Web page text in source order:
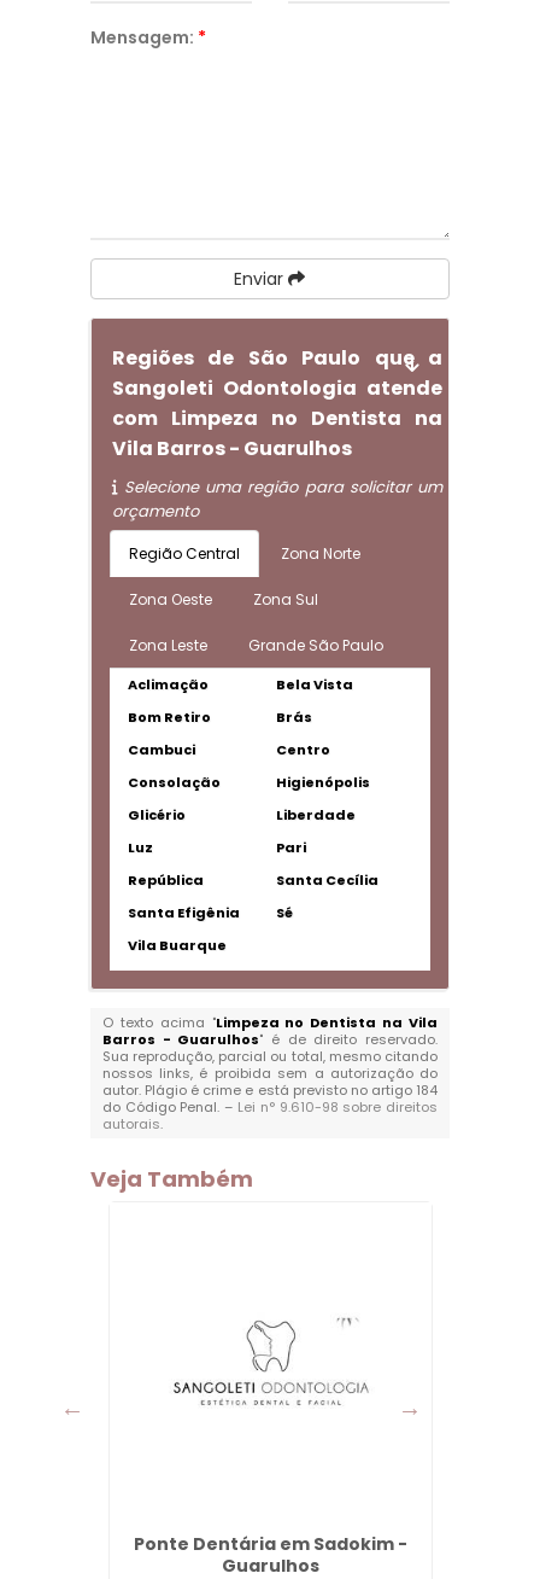
Mensagem: *
Enviar
Regiões de São Paulo que a
Sangoleti Odontologia atende
com Limpeza no Dentista na
Vila Barros - Guarulhos
Selecione uma região para solicitar um
orçamento
Região Central Zona Norte
Zona Oeste Zona Sul
Zona Leste Grande São Paulo
Aclimação
Bela Vista
Bom Retiro
Brás
Cambuci
Centro
Consolação
Higienópolis
Glicério
Liberdade
Luz
Pari
República
Santa Cecília
Santa Efigênia
Sé
Vila Buarque
O texto acima "Limpeza no Dentista na Vila
Barros - Guarulhos" é de direito reservado.
Sua reprodução, parcial ou total, mesmo citando
nossos links, é proibida sem a autorização do
autor. Plágio é crime e está previsto no artigo 184
do Código Penal. – Lei n° 9.610-98 sobre direitos
autorais.
Veja Também
Ponte Dentária em Sadokim -
Guarulhos